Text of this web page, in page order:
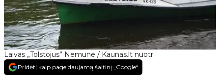
Laivas „Tolstojus” Nemune / Kaunas.lt nuotr.
Pridėti kaip pageidaujamą šaltinį „Google“